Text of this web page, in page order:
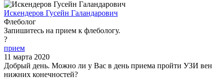
Искендеров Гусейн Галандарович
Флеболог
Запишитесь на прием к флебологу.
?
прием
11 марта 2020
Добрый день. Можно ли у Вас в день приема пройти УЗИ вен
нижних конечностей?